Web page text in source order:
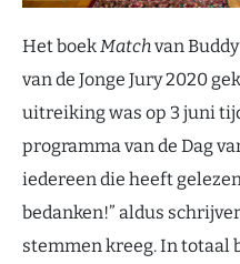
Het boekMatchvan
van de Jonge Jury 2020
uitreiking was op 3 juni
programma van de Dag
iedereen die heeft
bedanken!” aldus
stemmen kreeg. In